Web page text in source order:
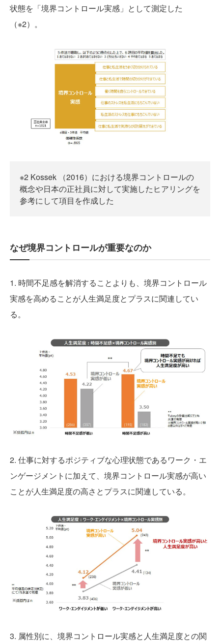
状態を「境界コントロール実感」として測定した
（※2）。
※2 Kossek （2016）における境界コントロールの
概念や日本の正社員に対して実施したヒアリングを
参考にして項目を作成した
なぜ境界コントロールが重要なのか
1. 時間不足感を解消することよりも、境界コントロール
実感を高めることが人生満足度とプラスに関連してい
る。
2. 仕事に対するポジティブな心理状態であるワーク・エ
ンゲージメントに加えて、境界コントロール実感が高い
ことが人生満足度の高さとプラスに関連している。
3. 属性別に、境界コントロール実感と人生満足度との関